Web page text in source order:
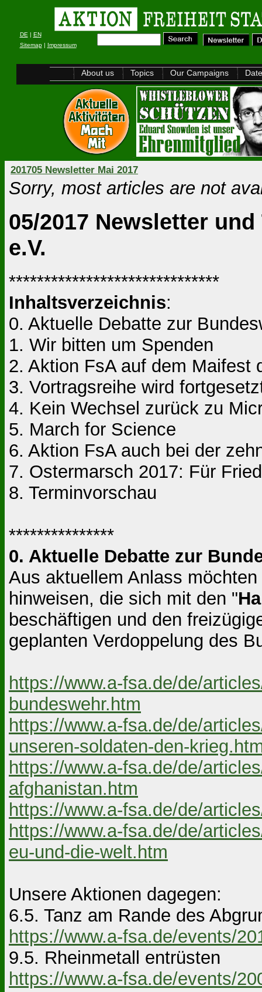
DE | EN
Sitemap| Impressum
About us Topics Our Campaigns
201705 Newsletter Mai 2017
Sorry, most articles are not
05/2017 Newsletter
e.V.
******************************
Inhaltsverzeichnis:
0. Aktuelle Debatte zur
1. Wir bitten um Spenden
2. Aktion FsA auf dem Maifest
3. Vortragsreihe wird
4. Kein Wechsel zurück zu
5. March for Science
6. Aktion FsA auch bei der
7. Ostermarsch 2017: Für
8. Terminvorschau
***************
0. Aktuelle Debatte zur
Aus aktuellem Anlass
hinweisen, die sich mit den "
beschäftigen und den
geplanten Verdoppelung des
https://www.a-fsa.de/de/
bundeswehr.htm
https://www.a-fsa.de/de/
unseren-soldaten-den-
https://www.a-fsa.de/de/
afghanistan.htm
https://www.a-fsa.de/de/
https://www.a-fsa.de/de/
eu-und-die-welt.htm
Unsere Aktionen dagegen:
6.5. Tanz am Rande des
https://www.a-fsa.de/events/
9.5. Rheinmetall entrüsten
https://www.a-fsa.de/events/